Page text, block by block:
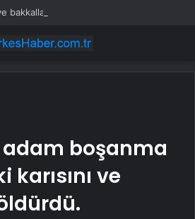
adam boşanma
ve